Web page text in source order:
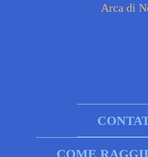
Arca di
COME